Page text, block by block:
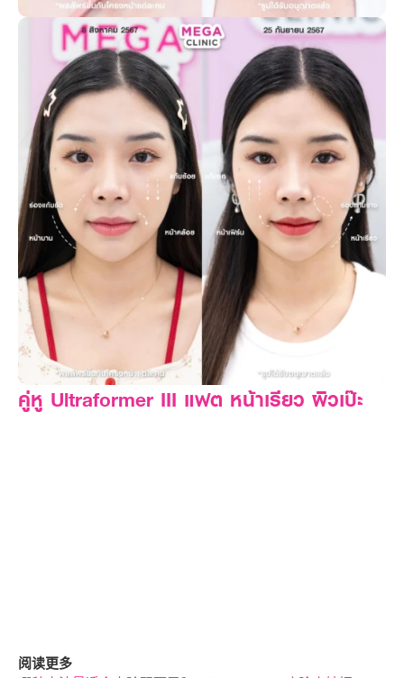
คู่หู Ultraformer III แฟต หน้าเรียว ผิวเป๊ะ
阅读更多